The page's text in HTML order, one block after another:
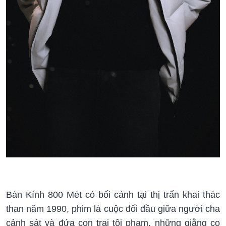
Bán Kính 800 Mét có bối cảnh tại thị trấn khai thác
than năm 1990, phim là cuộc đối đầu giữa người cha
cảnh sát và đứa con trai tội phạm, những giằng co